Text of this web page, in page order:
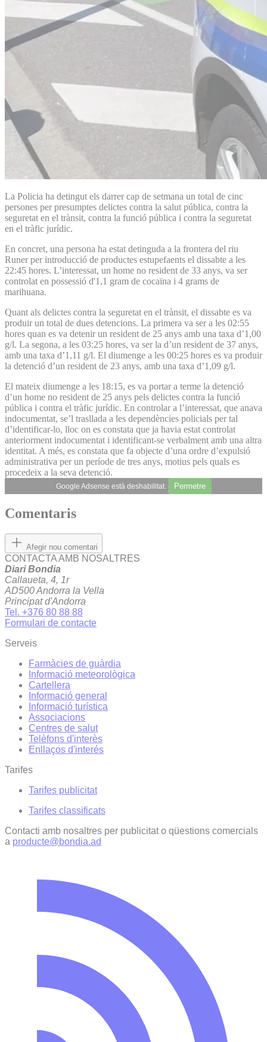
La Policia ha detingut els darrer cap de setmana un total de cinc
persones per presumptes delictes contra la salut pública, contra la
seguretat en el trànsit, contra la funció pública i contra la seguretat
en el tràfic jurídic.
En concret, una persona ha estat detinguda a la frontera del riu
Runer per introducció de productes estupefaents el dissabte a les
22:45 hores. L’interessat, un home no resident de 33 anys, va ser
controlat en possessió d'1,1 gram de cocaïna i 4 grams de
marihuana.
Quant als delictes contra la seguretat en el trànsit, el dissabte es va
produir un total de dues detencions. La primera va ser a les 02:55
hores quan es va detenir un resident de 25 anys amb una taxa d’1,00
g/l. La segona, a les 03:25 hores, va ser la d’un resident de 37 anys,
amb una taxa d’1,11 g/l. El diumenge a les 00:25 hores es va produir
la detenció d’un resident de 23 anys, amb una taxa d’1,09 g/l.
El mateix diumenge a les 18:15, es va portar a terme la detenció
d’un home no resident de 25 anys pels delictes contra la funció
pública i contra el tràfic jurídic. En controlar a l’interessat, que anava
indocumentat, se’l trasllada a les dependències policials per tal
d’identificar-lo, lloc on es constata que ja havia estat controlat
anteriorment indocumentat i identificant-se verbalment amb una altra
identitat. A més, es constata que fa objecte d’una ordre d’expulsió
administrativa per un període de tres anys, motius pels quals es
procedeix a la seva detenció.
Google Adsense està deshabilitat. Permetre
Comentaris
Afegir nou comentari
CONTACTA AMB NOSALTRES
Diari Bondia
Callaueta, 4, 1r
AD500 Andorra la Vella
Principat d'Andorra
Tel. +376 80 88 88
Formulari de contacte
Serveis
Farmàcies de guàrdia
Informació meteorològica
Cartellera
Informació general
Informació turística
Associacions
Centres de salut
Telèfons d'interès
Enllaços d'interés
Tarifes
Tarifes publicitat
Tarifes classificats
Contacti amb nosaltres per publicitat o qüestions comercials
a producte@bondia.ad